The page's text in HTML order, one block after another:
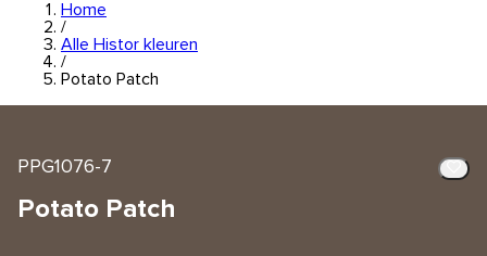
Home
/
Alle Histor kleuren
/
Potato Patch
PPG1076-7
Potato Patch